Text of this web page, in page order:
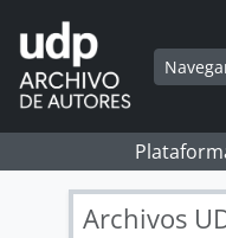
Skip to main content
Archivos